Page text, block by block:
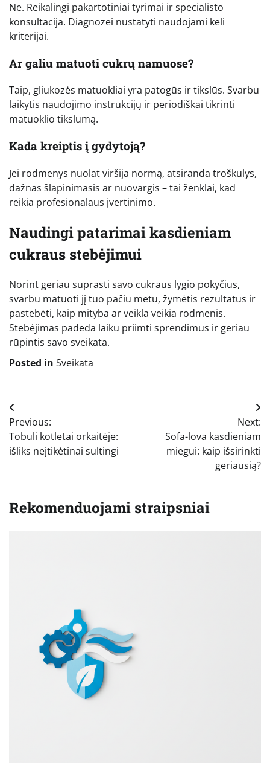
Ne. Reikalingi pakartotiniai tyrimai ir specialisto
konsultacija. Diagnozei nustatyti naudojami keli
kriterijai.
Ar galiu matuoti cukrų namuose?
Taip, gliukozės matuokliai yra patogūs ir tikslūs. Svarbu
laikytis naudojimo instrukcijų ir periodiškai tikrinti
matuoklio tikslumą.
Kada kreiptis į gydytoją?
Jei rodmenys nuolat viršija normą, atsiranda troškulys,
dažnas šlapinimasis ar nuovargis – tai ženklai, kad
reikia profesionalaus įvertinimo.
Naudingi patarimai kasdieniam
cukraus stebėjimui
Norint geriau suprasti savo cukraus lygio pokyčius,
svarbu matuoti jį tuo pačiu metu, žymėtis rezultatus ir
pastebėti, kaip mityba ar veikla veikia rodmenis.
Stebėjimas padeda laiku priimti sprendimus ir geriau
rūpintis savo sveikata.
Posted in Sveikata
Navigacija
tarp
įrašų
Previous:
Tobuli kotletai orkaitėje:
išliks neįtikėtinai sultingi
Next:
Sofa-lova kasdieniam
miegui: kaip išsirinkti
geriausią?
Rekomenduojami straipsniai